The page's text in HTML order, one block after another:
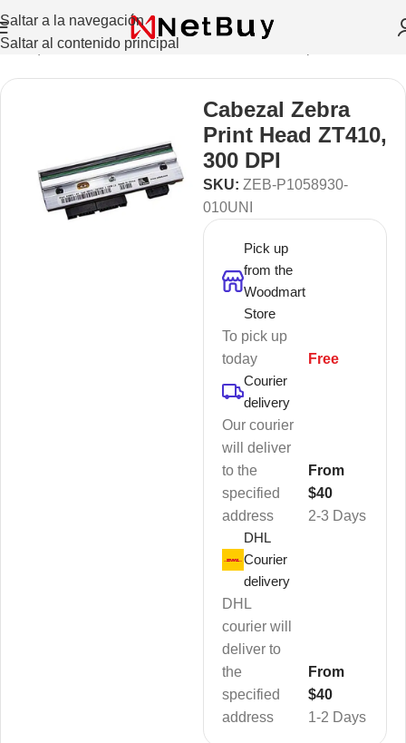
Saltar a la navegación
Saltar al contenido principal
etiquetas Recibos, Moviles, Credenciales
Cabezal Zebra
Print Head ZT410,
300 DPI
SKU: ZEB-P1058930-
010UNI
Pick up
from the
Woodmart
Store
To pick up
today
Free
Courier
delivery
Our courier
will deliver
to the
specified
address
2-3 Days
From
$40
DHL
Courier
delivery
DHL
courier will
deliver to
the
specified
address
1-2 Days
From
$40